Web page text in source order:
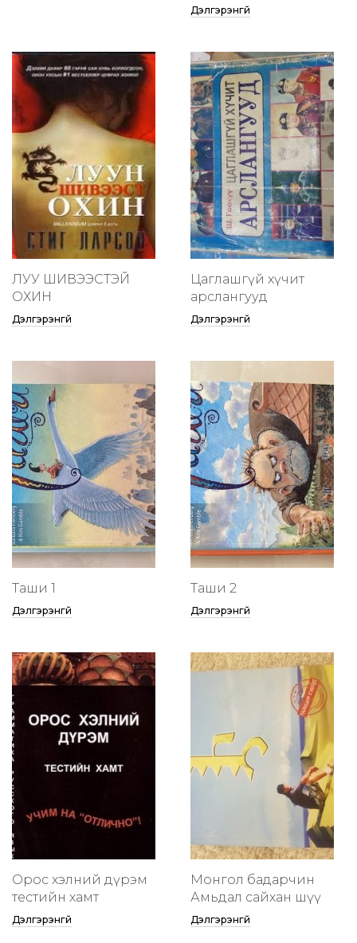
Дэлгэрэнгүй
ЛУУ ШИВЭЭСТЭЙ
ОХИН
Дэлгэрэнгүй
Цаглашгүй хүчит
арслангууд
Дэлгэрэнгүй
Таши 1
Дэлгэрэнгүй
Таши 2
Дэлгэрэнгүй
Орос хэлний дүрэм
тестийн хамт
Дэлгэрэнгүй
Монгол бадарчин
Амьдал сайхан шүү
Дэлгэрэнгүй